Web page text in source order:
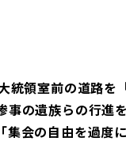
領室前の道路を
の遺族らの行進
会の自由を過度